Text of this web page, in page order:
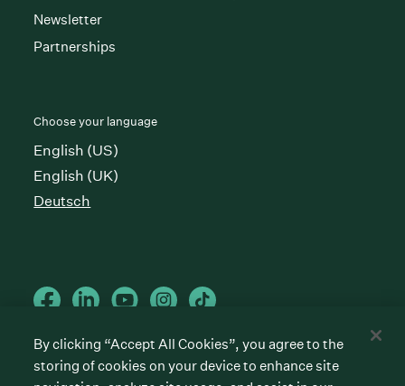
Newsletter
Partnerships
Choose your language
English (US)
English (UK)
Deutsch
Cookies preferences Privacy policy Terms of service
By clicking “Accept All Cookies”, you agree to the
storing of cookies on your device to enhance site